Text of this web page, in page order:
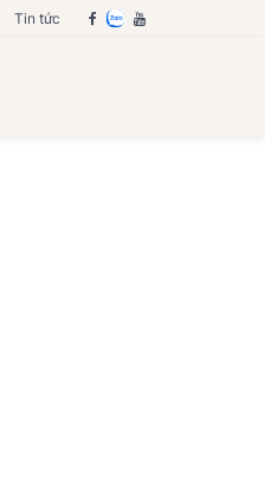
Tin tức